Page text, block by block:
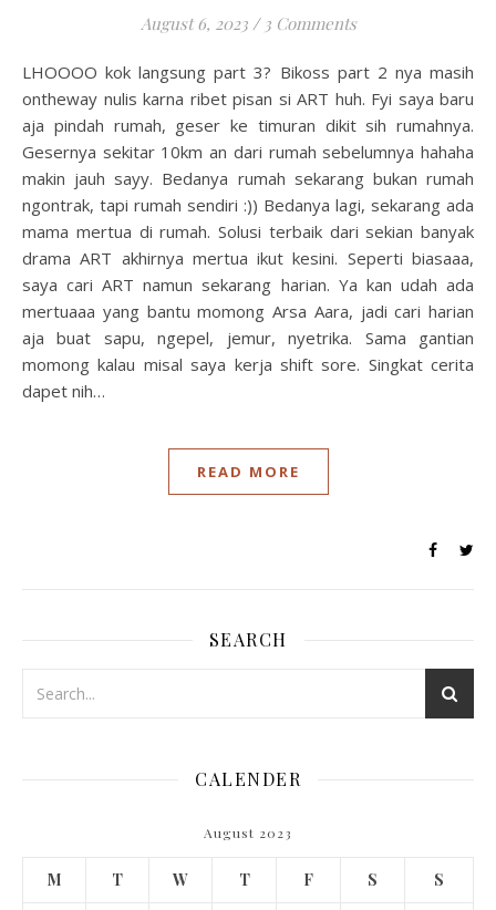
August 6, 2023 / 3 Comments
LHOOOO kok langsung part 3? Bikoss part 2 nya masih
ontheway nulis karna ribet pisan si ART huh. Fyi saya baru
aja pindah rumah, geser ke timuran dikit sih rumahnya.
Gesernya sekitar 10km an dari rumah sebelumnya hahaha
makin jauh sayy. Bedanya rumah sekarang bukan rumah
ngontrak, tapi rumah sendiri :)) Bedanya lagi, sekarang ada
mama mertua di rumah. Solusi terbaik dari sekian banyak
drama ART akhirnya mertua ikut kesini. Seperti biasaaa,
saya cari ART namun sekarang harian. Ya kan udah ada
mertuaaa yang bantu momong Arsa Aara, jadi cari harian
aja buat sapu, ngepel, jemur, nyetrika. Sama gantian
momong kalau misal saya kerja shift sore. Singkat cerita
dapet nih…
READ MORE
SEARCH
CALENDER
August 2023
M T W T F S S